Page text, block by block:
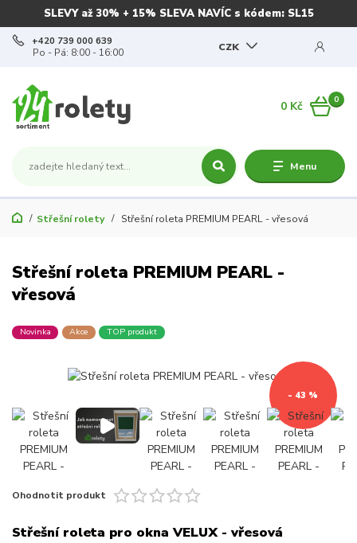
SLEVY až 30% + 15% SLEVA NAVÍC s kódem: SL15
Menu
CZK
+420 739 000 639
Po - Pá: 8:00 - 16:00
0
0 Kč
Střešní rolety Střešní roleta PREMIUM PEARL - vřesová
Střešní roleta PREMIUM PEARL -
vřesová
Novinka Akce TOP produkt
- 43 %
Ohodnotit produkt
Střešní roleta pro okna VELUX - vřesová